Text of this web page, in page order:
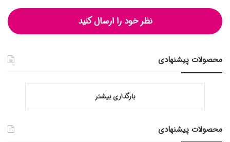
نظر خود را ارسال کنید
محصولات پیشنهادی
بارگذاری بیشتر
محصولات پیشنهادی